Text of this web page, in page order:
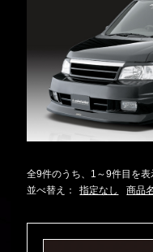
全9件のうち、1～9件目を表
並べ替え：
指定なし 商品